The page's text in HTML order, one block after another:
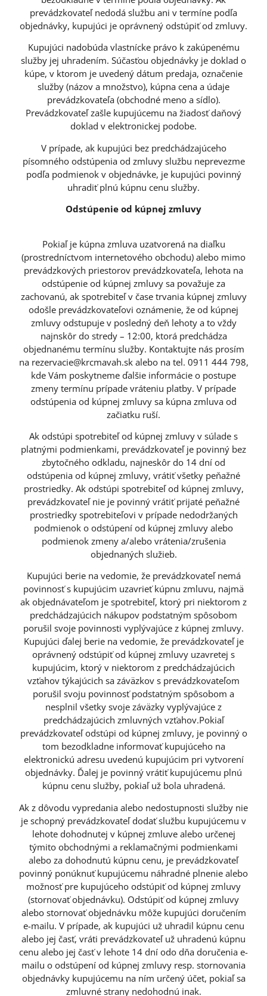
prevádzkovateľ nedodá službu ani v termíne podľa
objednávky, kupujúci je oprávnený odstúpiť od zmluvy.
Kupujúci nadobúda vlastnícke právo k zakúpenému
služby jej uhradením. Súčasťou objednávky je doklad o
kúpe, v ktorom je uvedený dátum predaja, označenie
služby (názov a množstvo), kúpna cena a údaje
prevádzkovateľa (obchodné meno a sídlo).
Prevádzkovateľ zašle kupujúcemu na žiadosť daňový
doklad v elektronickej podobe.
V prípade, ak kupujúci bez predchádzajúceho
písomného odstúpenia od zmluvy službu neprevezme
podľa podmienok v objednávke, je kupujúci povinný
uhradiť plnú kúpnu cenu služby.
Odstúpenie od kúpnej zmluvy
Pokiaľ je kúpna zmluva uzatvorená na diaľku
(prostredníctvom internetového obchodu) alebo mimo
prevádzkových priestorov prevádzkovateľa, lehota na
odstúpenie od kúpnej zmluvy sa považuje za
zachovanú, ak spotrebiteľ v čase trvania kúpnej zmluvy
odošle prevádzkovateľovi oznámenie, že od kúpnej
zmluvy odstupuje v posledný deň lehoty a to vždy
najnskôr do stredy – 12:00, ktorá predchádza
objednanému termínu služby. Kontaktujte nás prosím
na rezervacie@krcmavah.sk alebo na tel. 0911 444 798,
kde Vám poskytneme ďalšie informácie o postupe
zmeny termínu prípade vráteniu platby. V prípade
odstúpenia od kúpnej zmluvy sa kúpna zmluva od
začiatku ruší.
Ak odstúpi spotrebiteľ od kúpnej zmluvy v súlade s
platnými podmienkami, prevádzkovateľ je povinný bez
zbytočného odkladu, najneskôr do 14 dní od
odstúpenia od kúpnej zmluvy, vrátiť všetky peňažné
prostriedky. Ak odstúpi spotrebiteľ od kúpnej zmluvy,
prevádzkovateľ nie je povinný vrátiť prijaté peňažné
prostriedky spotrebiteľovi v prípade nedodržaných
podmienok o odstúpení od kúpnej zmluvy alebo
podmienok zmeny a/alebo vrátenia/zrušenia
objednaných služieb.
Kupujúci berie na vedomie, že prevádzkovateľ nemá
povinnosť s kupujúcim uzavrieť kúpnu zmluvu, najmä
ak objednávateľom je spotrebiteľ, ktorý pri niektorom z
predchádzajúcich nákupov podstatným spôsobom
porušil svoje povinnosti vyplývajúce z kúpnej zmluvy.
Kupujúci ďalej berie na vedomie, že prevádzkovateľ je
oprávnený odstúpiť od kúpnej zmluvy uzavretej s
kupujúcim, ktorý v niektorom z predchádzajúcich
vzťahov týkajúcich sa záväzkov s prevádzkovateľom
porušil svoju povinnosť podstatným spôsobom a
nesplnil všetky svoje záväzky vyplývajúce z
predchádzajúcich zmluvných vzťahov.Pokiaľ
prevádzkovateľ odstúpi od kúpnej zmluvy, je povinný o
tom bezodkladne informovať kupujúceho na
elektronickú adresu uvedenú kupujúcim pri vytvorení
objednávky. Ďalej je povinný vrátiť kupujúcemu plnú
kúpnu cenu služby, pokiaľ už bola uhradená.
Ak z dôvodu vypredania alebo nedostupnosti služby nie
je schopný prevádzkovateľ dodať službu kupujúcemu v
lehote dohodnutej v kúpnej zmluve alebo určenej
týmito obchodnými a reklamačnými podmienkami
alebo za dohodnutú kúpnu cenu, je prevádzkovateľ
povinný ponúknuť kupujúcemu náhradné plnenie alebo
možnosť pre kupujúceho odstúpiť od kúpnej zmluvy
(stornovať objednávku). Odstúpiť od kúpnej zmluvy
alebo stornovať objednávku môže kupujúci doručením
e-mailu. V prípade, ak kupujúci už uhradil kúpnu cenu
alebo jej časť, vráti prevádzkovateľ už uhradenú kúpnu
cenu alebo jej časť v lehote 14 dní odo dňa doručenia e-
mailu o odstúpení od kúpnej zmluvy resp. stornovania
objednávky kupujúcemu na ním určený účet, pokiaľ sa
zmluvné strany nedohodnú inak.